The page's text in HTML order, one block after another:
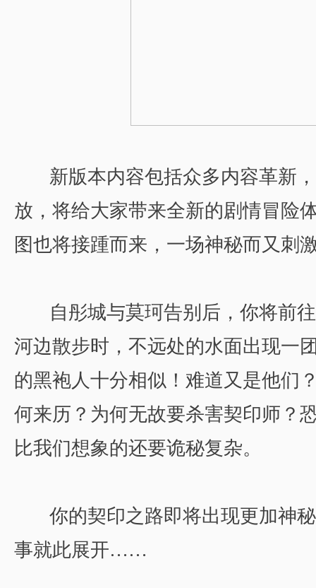
新版本内容包括众多内容革新
放，将给大家带来全新的剧情冒险
图也将接踵而来，一场神秘而又刺
自彤城与莫珂告别后，你将前
河边散步时，不远处的水面出现一
的黑袍人十分相似！难道又是他们
何来历？为何无故要杀害契印师？
比我们想象的还要诡秘复杂。
你的契印之路即将出现更加神
事就此展开……